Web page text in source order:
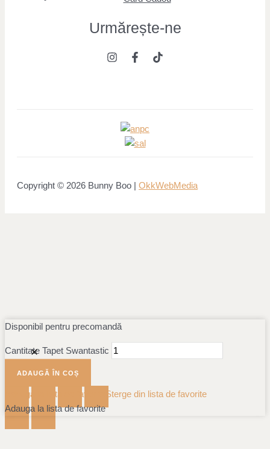
Urmărește-ne
Copyright © 2026 Bunny Boo | OkkWebMedia
Disponibil pentru precomandă
Cantitate Tapet Swantastic
ADAUGĂ ÎN COȘ
Adauga la lista de favorite
Sterge din lista de favorite
Adauga la lista de favorite